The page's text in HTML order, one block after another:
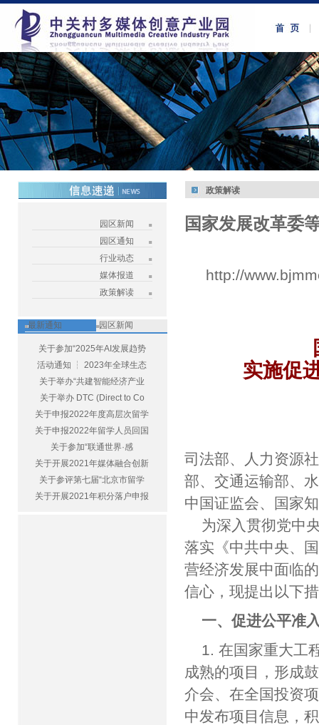
园区新闻
园区通知
行业动态
媒体报道
政策解读
最新通知 园区新闻
关于参加“2025年AI发展趋势
活动通知 ┆ 2023年全球生态
关于举办“共建智能经济产业
关于举办 DTC (Direct to Co
关于申报2022年度高层次留学
关于申报2022年留学人员回国
关于参加“联通世界·感
关于开展2021年媒体融合创新
关于参评第七届“北京市留学
关于开展2021年积分落户申报
政策解读
国家发展改革委
http://
实施促
司法部、人力资源
部、交通运输部、
中国证监会、国家
为深入贯彻党中
落实《中共中央、
营经济发展中面临
信心，现提出以下
一、促进公平准
1. 在国家重大工
成熟的项目，形成
介会、在全国投资
中发布项目信息，